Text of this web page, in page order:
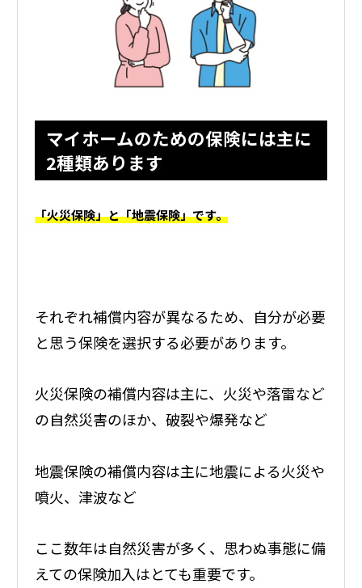
マイホームのための保険には主に
2種類あります
「火災保険」と「地震保険」です。
それぞれ補償内容が異なるため、自分が必要
と思う保険を選択する必要があります。
火災保険の補償内容は主に、火災や落雷など
の自然災害のほか、破裂や爆発など
地震保険の補償内容は主に地震による火災や
噴火、津波など
ここ数年は自然災害が多く、思わぬ事態に備
えての保険加入はとても重要です。